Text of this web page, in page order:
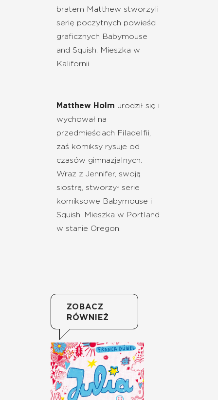
bratem Matthew stworzyli
serię poczytnych powieści
graficznych Babymouse
and Squish. Mieszka w
Kalifornii.
Matthew Holm urodził się i
wychował na
przedmieściach Filadelfii,
zaś komiksy rysuje od
czasów gimnazjalnych.
Wraz z Jennifer, swoją
siostrą, stworzył serie
komiksowe Babymouse i
Squish. Mieszka w Portland
w stanie Oregon.
ZOBACZ
RÓWNIEŻ